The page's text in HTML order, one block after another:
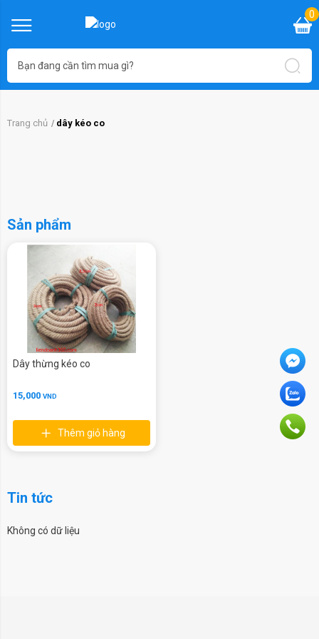
0
Trang chủ dây kéo co
Sản phẩm
Dây thừng kéo co
15,000 VND
Thêm giỏ hàng
Tin tức
Không có dữ liệu